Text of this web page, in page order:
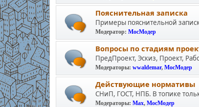
Пояснительная записка
Примеры пояснительной
Модератор: МосМодер
Вопросы по стадиям
ПредПроект, Эскиз, Проект,
Модераторы: wwaldemar, МосМодер
Действующие нормативы
СНиП, ГОСТ, НПБ. В топике
Модераторы: Max, МосМодер